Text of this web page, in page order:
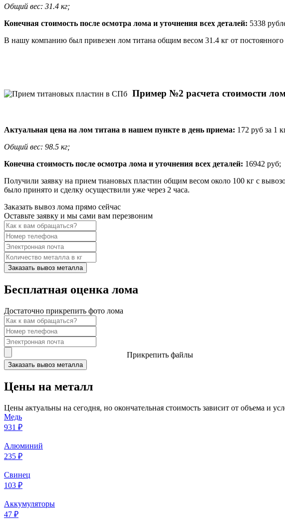
Общий вес: 31.4 кг;
Конечная стоимость после осмотра лома и уточнения всех деталей: 5338
В нашу компанию был привезен лом титана общим весом 31.4 кг от
Пример №2 расчета стоимости
Актуальная цена на лом титана в нашем пункте в день приема: 172 руб за 1
Общий вес: 98.5 кг;
Конечна стоимость после осмотра лома и уточнения всех деталей: 16942 руб;
Получили заявку на прием тиановых пластин общим весом около 100 кг с
было принято и сделку осуществили уже через 2 часа.
Заказать вывоз лома прямо сейчас
Оставьте заявку и мы сами вам перезвоним
Заказать вывоз металла
Бесплатная оценка лома
Достаточно прикрепить фото лома
Прикрепить файлы
Заказать вывоз металла
Цены на металл
Цены актуальны на сегодня, но окончательная стоимость зависит от объема и
Медь
931 ₽
Алюминий
235 ₽
Свинец
103 ₽
Аккумуляторы
47 ₽